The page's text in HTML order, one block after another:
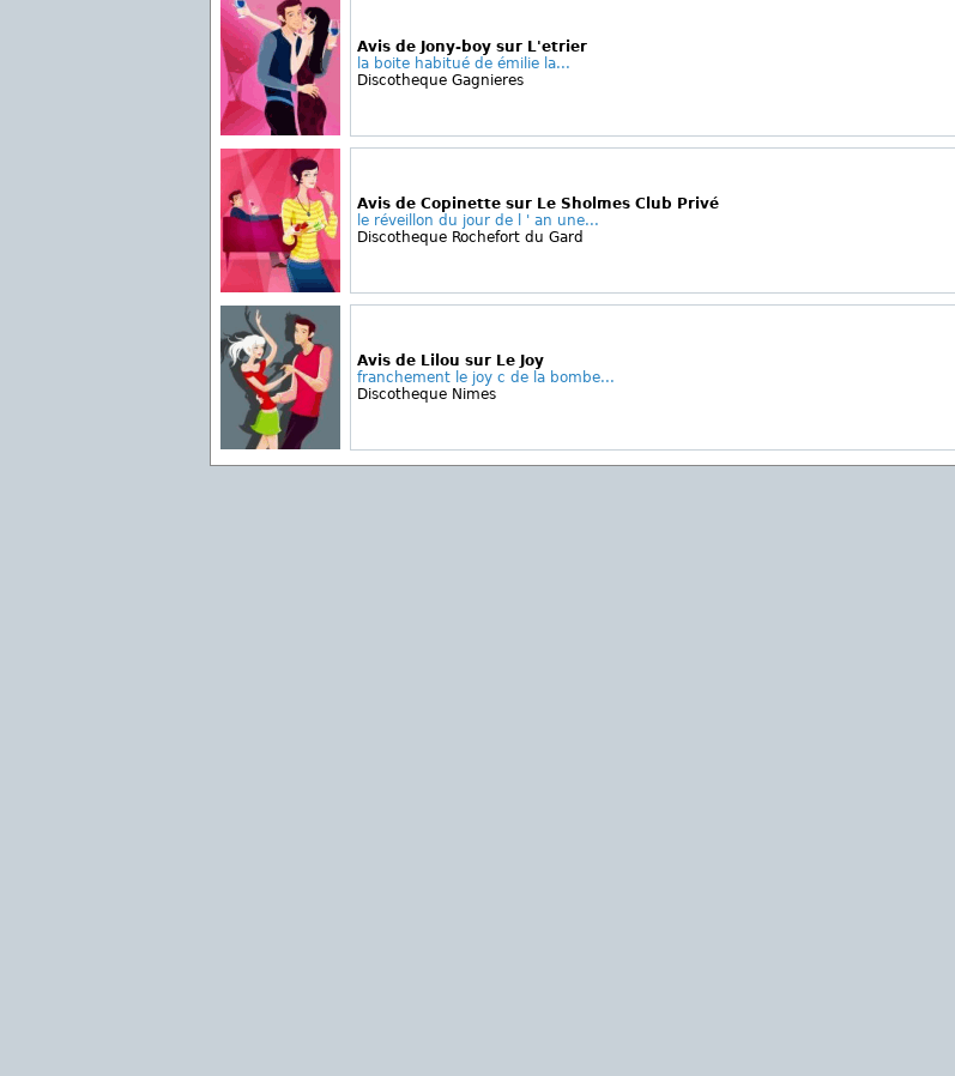
Avis de Jony-boy sur L'etrier
la boite habitué de émilie la...
Discotheque Gagnieres
Avis de Copinette sur Le Sholmes Club Privé
le réveillon du jour de l ' an une...
Discotheque Rochefort du Gard
Avis de Lilou sur Le Joy
franchement le joy c de la bombe...
Discotheque Nimes